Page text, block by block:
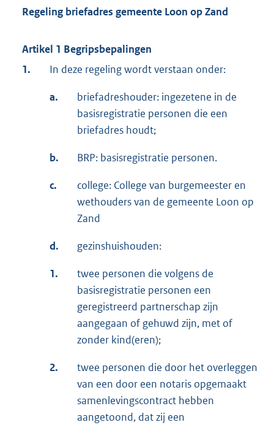
Regeling briefadres gemeente Loon op Zand
Artikel 1 Begripsbepalingen
1.
In deze regeling wordt verstaan onder:
a.
briefadreshouder: ingezetene in de
basisregistratie personen die een
briefadres houdt;
b. BRP: basisregistratie personen.
c.
college: College van burgemeester en
wethouders van de gemeente Loon op
Zand
d. gezinshuishouden:
1.
twee personen die volgens de
basisregistratie personen een
geregistreerd partnerschap zijn
aangegaan of gehuwd zijn, met of
zonder kind(eren);
2.
twee personen die door het overleggen
van een door een notaris opgemaakt
samenlevingscontract hebben
aangetoond, dat zij een